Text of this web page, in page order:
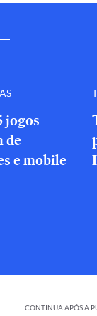
jogos
de
e mobile
CONTINUA APÓS A